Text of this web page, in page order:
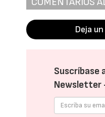
Deja
Suscríbase
Newsletter